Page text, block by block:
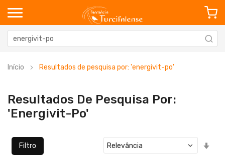
Início Resultados de pesquisa por: 'energivit-po'
Resultados De Pesquisa Por:
'energivit-Po'
Filtro